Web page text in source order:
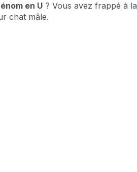
en U ? Vous avez frappé à la
chat mâle.